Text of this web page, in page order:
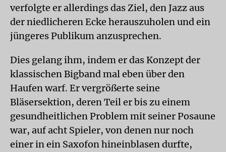
verfolgte er allerdings das Ziel, den Jazz aus
der niedlicheren Ecke herauszuholen und ein
jüngeres Publikum anzusprechen.
Dies gelang ihm, indem er das Konzept der
klassischen Bigband mal eben über den
Haufen warf. Er vergrößerte seine
Bläsersektion, deren Teil er bis zu einem
gesundheitlichen Problem mit seiner Posaune
war, auf acht Spieler, von denen nur noch
einer in ein Saxofon hineinblasen durfte,